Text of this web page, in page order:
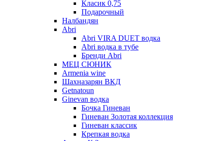
Класик 0,75
Подарочный
Налбандян
Abri
Abri VIRA DUET водка
Abri водка в тубе
Бренди Abri
МЕЦ СЮНИК
Armenia wine
Шахназарян ВКД
Getnatoun
Ginevan водка
Бочка Гиневан
Гиневан Золотая коллекция
Гиневан классик
Крепкая водка